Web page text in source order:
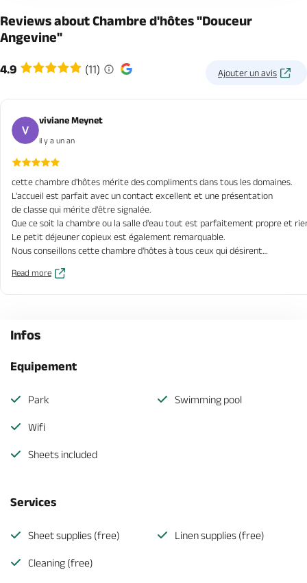
Reviews about Chambre d'hôtes "Douceur
Angevine"
4.9 (11) Ajouter un avis
viviane Meynet
il y a un an
cette chambre d'hôtes mérite des compliments dans tous les domaines.
L'accueil est parfait avec un contact excellent et une présentation
de classe qui mérite d'être signalée.
Que ce soit la chambre ou la salle d'eau tout est parfaitement propre et
Le petit déjeuner copieux est également remarquable.
Nous conseillons cette chambre d'hôtes à tous ceux qui désirent
Une adresse à conserver.
Read more
Infos
Equipement
Park Swimming pool
Wifi
Sheets included
Services
Sheet supplies (free) Linen supplies (free)
Cleaning (free)